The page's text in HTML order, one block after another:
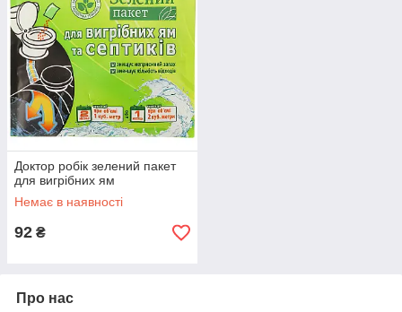
Доктор робік зелений пакет
для вигрібних ям
Немає в наявності
92 ₴
Про нас